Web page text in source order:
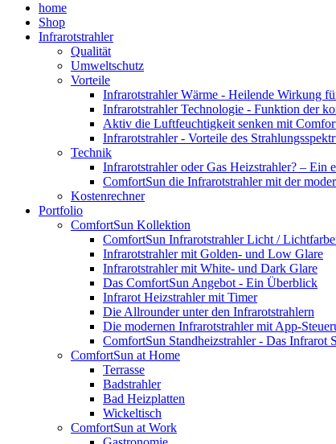
home
Shop
Infrarotstrahler
Qualität
Umweltschutz
Vorteile
Infrarotstrahler Wärme - Heilende Wirkung
Infrarotstrahler Technologie - Funktion der
Aktiv die Luftfeuchtigkeit senken mit
Infrarotstrahler - Vorteile des
Technik
Infrarotstrahler oder Gas Heizstrahler? – Ein
ComfortSun die Infrarotstrahler mit der
Kostenrechner
Portfolio
ComfortSun Kollektion
ComfortSun Infrarotstrahler Licht /
Infrarotstrahler mit Golden- und Low Glare
Infrarotstrahler mit White- und Dark Glare
Das ComfortSun Angebot - Ein Überblick
Infrarot Heizstrahler mit Timer
Die Allrounder unter den Infrarotstrahlern
Die modernen Infrarotstrahler mit App-
ComfortSun Standheizstrahler - Das Infrarot
ComfortSun at Home
Terrasse
Badstrahler
Bad Heizplatten
Wickeltisch
ComfortSun at Work